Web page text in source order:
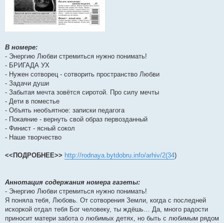
В номере:
- Энергию Любви стремиться нужно понимать!
- БРИГАДА УХ
- Нужен сотворец - сотворить пространство Любви
- Задачи души
- Забытая мечта зовётся сиротой. Про силу мечты
- Дети в поместье
- Объять необъятное: записки педагога
- Покаяние - вернуть свой образ первозданный
- Финист - ясный сокол
- Наше творчество
<<ПОДРОБНЕЕ>> http://rodnaya.bytdobru.info/arhiv/2(34)
Аннотация содержания номера газеты:
- Энергию Любви стремиться нужно понимать!
Я поняла тебя, Любовь. От сотворения Земли, когда с последней
искоркой отдал тебя Бог человеку, ты ждёшь… Да, много радости
приносит матери забота о любимых детях, но быть с любимым рядом